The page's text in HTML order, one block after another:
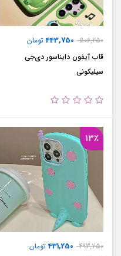
506,250
443,750تومان
قاب آیفون دایناسور دی‌جی
سیلیکونی
13٪
493,750
431,250تومان